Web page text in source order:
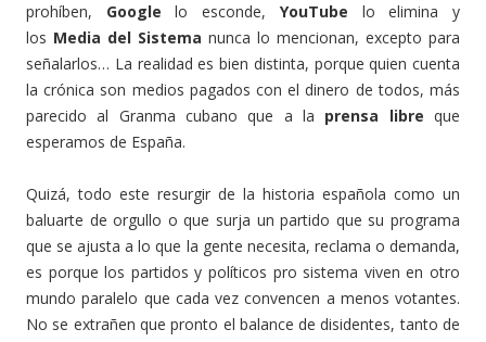
prohíben, Google lo esconde, YouTube lo elimina y
los Media del Sistema nunca lo mencionan, excepto para
señalarlos… La realidad es bien distinta, porque quien cuenta
la crónica son medios pagados con el dinero de todos, más
parecido al Granma cubano que a la prensa libreque
esperamos de España.
Quizá, todo este resurgir de la historia española como un
baluarte de orgullo o que surja un partido que su programa
que se ajusta a lo que la gente necesita, reclama o demanda,
es porque los partidos y políticos pro sistema viven en otro
mundo paralelo que cada vez convencen a menos votantes.
No se extrañen que pronto el balance de disidentes, tanto de